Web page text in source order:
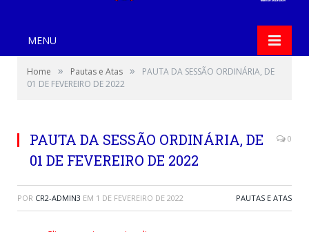
MENU
Home » Pautas e Atas »
PAUTA DA SESSÃO ORDINÁRIA, DE
01 DE FEVEREIRO DE 2022
PAUTA DA SESSÃO ORDINÁRIA, DE
01 DE FEVEREIRO DE 2022
0
POR CR2-ADMIN3 EM 1 DE FEVEREIRO DE 2022 PAUTAS E ATAS